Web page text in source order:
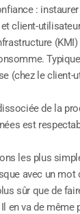
:
client-
(chez le client-
de la
est
les plus
avec un mot
sûr que de
en va de même